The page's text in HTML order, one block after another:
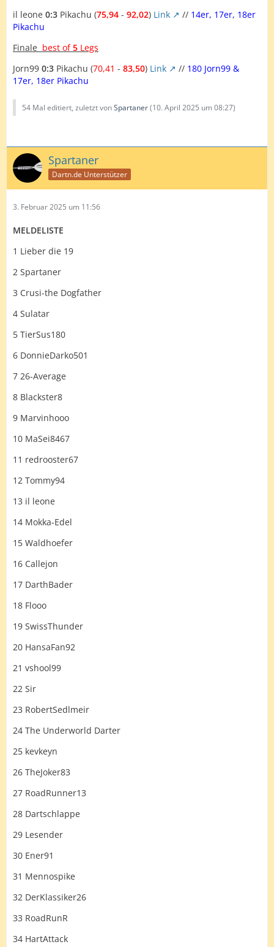
il leone 0:3 Pikachu (75,94 - 92,02) Link // 14er, 17er, 18er
Pikachu
Finale best of 5 Legs
Jorn99 0:3 Pikachu (70,41 - 83,50) Link // 180 Jorn99 &
17er, 18er Pikachu
54 Mal editiert, zuletzt vonSpartaner(10. April 2025 um 08:27)
Spartaner
Dartn.de Unterstützer
3. Februar 2025 um 11:56
MELDELISTE
1 Lieber die 19
2 Spartaner
3 Crusi-the Dogfather
4 Sulatar
5 TierSus180
6 DonnieDarko501
7 26-Average
8 Blackster8
9 Marvinhooo
10 MaSei8467
11 redrooster67
12 Tommy94
13 il leone
14 Mokka-Edel
15 Waldhoefer
16 Callejon
17 DarthBader
18 Flooo
19 SwissThunder
20 HansaFan92
21 vshool99
22 Sir
23 RobertSedlmeir
24 The Underworld Darter
25 kevkeyn
26 TheJoker83
27 RoadRunner13
28 Dartschlappe
29 Lesender
30 Ener91
31 Mennospike
32 DerKlassiker26
33 RoadRunR
34 HartAttack